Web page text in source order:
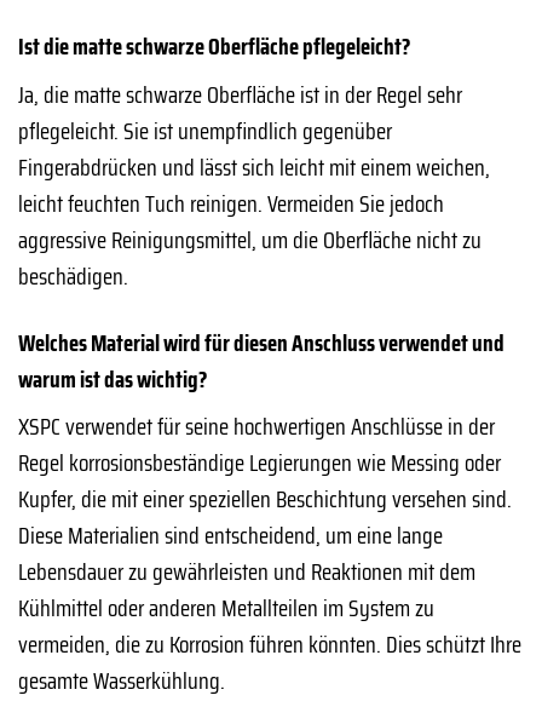
Ist die matte schwarze Oberfläche pflegeleicht?
Ja, die matte schwarze Oberfläche ist in der Regel sehr
pflegeleicht. Sie ist unempfindlich gegenüber
Fingerabdrücken und lässt sich leicht mit einem weichen,
leicht feuchten Tuch reinigen. Vermeiden Sie jedoch
aggressive Reinigungsmittel, um die Oberfläche nicht zu
beschädigen.
Welches Material wird für diesen Anschluss verwendet und
warum ist das wichtig?
XSPC verwendet für seine hochwertigen Anschlüsse in der
Regel korrosionsbeständige Legierungen wie Messing oder
Kupfer, die mit einer speziellen Beschichtung versehen sind.
Diese Materialien sind entscheidend, um eine lange
Lebensdauer zu gewährleisten und Reaktionen mit dem
Kühlmittel oder anderen Metallteilen im System zu
vermeiden, die zu Korrosion führen könnten. Dies schützt Ihre
gesamte Wasserkühlung.